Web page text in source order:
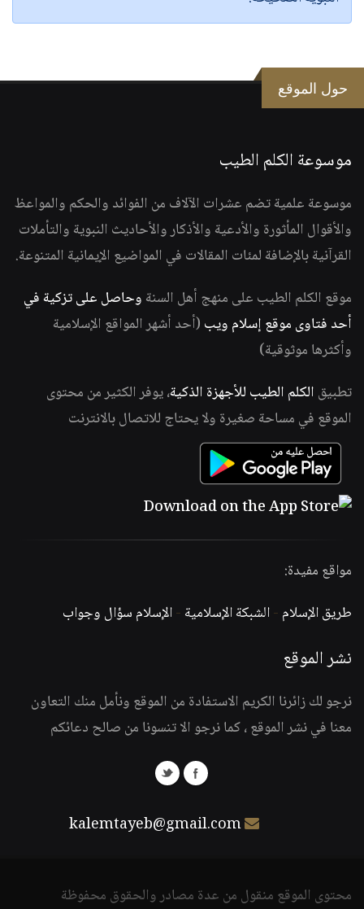
حول الموقع
موسوعة الكلم الطيب
موسوعة علمية تضم عشرات الآلاف من الفوائد والحكم والمواعظ
والأقوال المأثورة والأدعية والأذكار والأحاديث النبوية والتأملات
القرآنية بالإضافة لمئات المقالات في المواضيع الإيمانية المتنوعة.
موقع الكلم الطيب على منهج أهل السنة وحاصل على تزكية في
أحد فتاوى موقع إسلام ويب (أحد أشهر المواقع الإسلامية
وأكثرها موثوقية)
تطبيق الكلم الطيب للأجهزة الذكية، يوفر الكثير من محتوى
الموقع في مساحة صغيرة ولا يحتاج للاتصال بالانترنت
مواقع مفيدة:
طريق الإسلام -الشبكة الإسلامية -الإسلام سؤال وجواب
نشر الموقع
نرجو لك زائرنا الكريم الاستفادة من الموقع ونأمل منك التعاون
معنا في نشر الموقع ، كما نرجو الا تنسونا من صالح دعائكم
kalemtayeb@gmail.com
محتوى الموقع منقول من عدة مصادر والحقوق محفوظة